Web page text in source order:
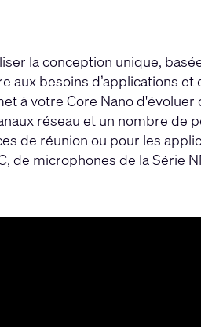
la conception unique,
besoins d’applications et
à votre Core Nano d'évoluer
réseau et un nombre de
de réunion ou pour les
de microphones de la Série